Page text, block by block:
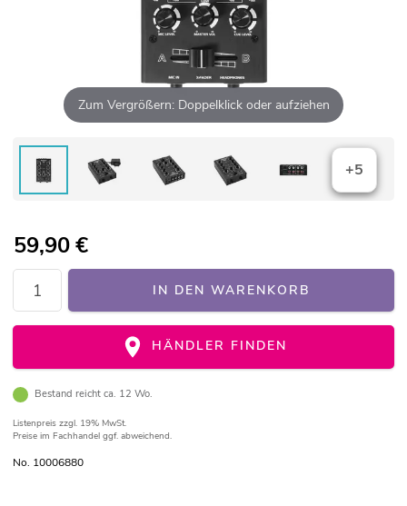
Zum Vergrößern: Doppelklick oder aufziehen
+5
59,90€
IN DEN WARENKORB
HÄNDLER FINDEN
Bestand reicht ca. 12 Wo.
Listenpreis zzgl. 19% MwSt.
Preise im Fachhandel ggf. abweichend.
No. 10006880